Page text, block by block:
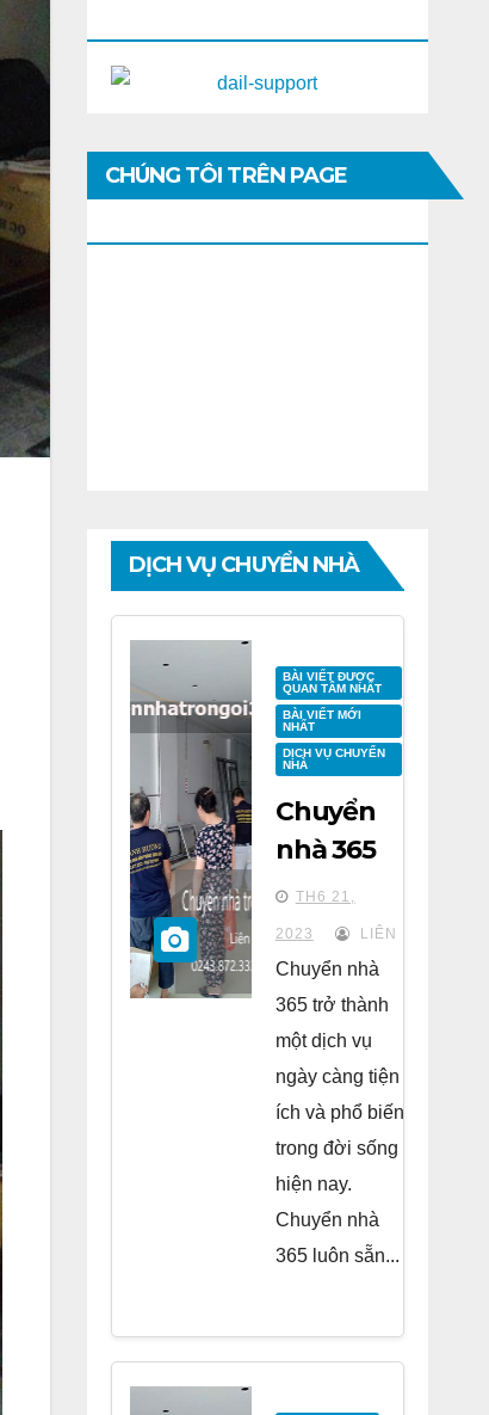
CHÚNG TÔI TRÊN PAGE
DỊCH VỤ CHUYỂN NHÀ
BÀI VIẾT ĐƯỢC
QUAN TÂM NHẤT
BÀI VIẾT MỚI
NHẤT
DỊCH VỤ CHUYỂN
NHÀ
Chuyển
nhà 365
tại chung
cư BID
Residence
Tố Hữu
TH6 21,
2023 LIÊN
Chuyển nhà
365 trở thành
một dịch vụ
ngày càng tiện
ích và phổ biến
trong đời sống
hiện nay.
Chuyển nhà
365 luôn sẵn...